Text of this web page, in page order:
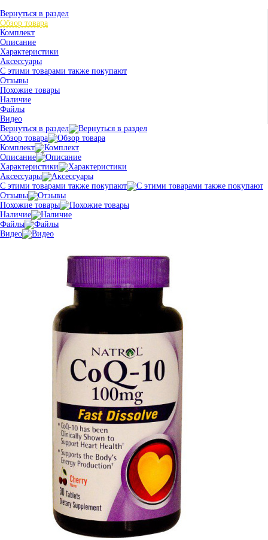
Вернуться в раздел
Обзор товара
Комплект
Описание
Характеристики
Аксессуары
С этими товарами также покупают
Отзывы
Похожие товары
Наличие
Файлы
Видео
Вернуться в раздел
Обзор товара
Комплект
Описание
Характеристики
Аксессуары
С этими товарами также покупают
Отзывы
Похожие товары
Наличие
Файлы
Видео